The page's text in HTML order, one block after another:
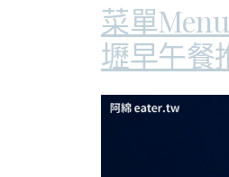
菜單
壢早午餐